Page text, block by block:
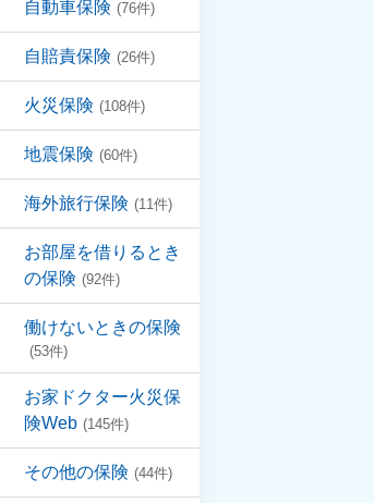
自動車保険 (76件)
自賠責保険 (26件)
火災保険 (108件)
地震保険 (60件)
海外旅行保険 (11件)
お部屋を借りるとき
の保険 (92件)
働けないときの保険
(53件)
お家ドクター火災保
険Web (145件)
その他の保険 (44件)